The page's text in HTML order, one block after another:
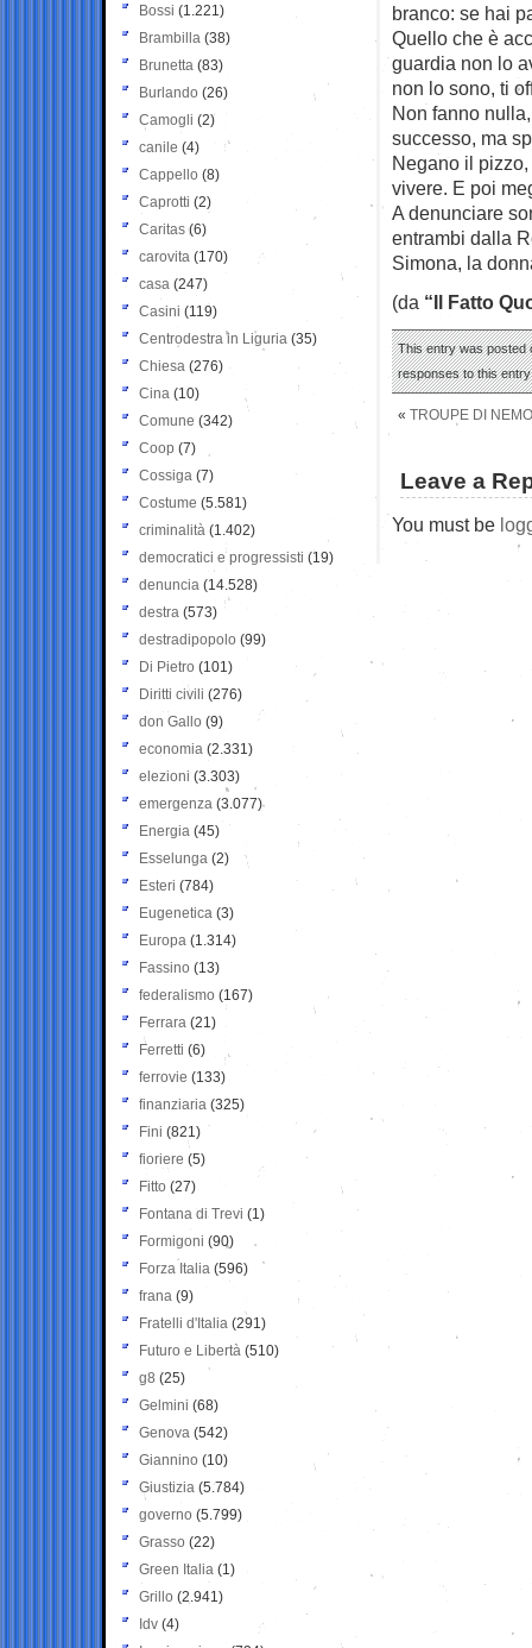
branco: se hai
Quello che è
guardia non lo
non lo sono, ti
Non fanno
successo, ma
Negano il
vivere. E poi
A denunciare
entrambi dalla
Simona, la
(da “Il Fatto
This entry was posted
responses to this
« TROUPE DI
Leave a
You must be
Bossi (1.221)
Brambilla (38)
Brunetta (83)
Burlando (26)
Camogli (2)
canile (4)
Cappello (8)
Caprotti (2)
Caritas (6)
carovita (170)
casa (247)
Casini (119)
Centrodestra in Liguria (35)
Chiesa (276)
Cina (10)
Comune (342)
Coop (7)
Cossiga (7)
Costume (5.581)
criminalità (1.402)
democratici e progressisti (19)
denuncia (14.528)
destra (573)
destradipopolo (99)
Di Pietro (101)
Diritti civili (276)
don Gallo (9)
economia (2.331)
elezioni (3.303)
emergenza (3.077)
Energia (45)
Esselunga (2)
Esteri (784)
Eugenetica (3)
Europa (1.314)
Fassino (13)
federalismo (167)
Ferrara (21)
Ferretti (6)
ferrovie (133)
finanziaria (325)
Fini (821)
fioriere (5)
Fitto (27)
Fontana di Trevi (1)
Formigoni (90)
Forza Italia (596)
frana (9)
Fratelli d'Italia (291)
Futuro e Libertà (510)
g8 (25)
Gelmini (68)
Genova (542)
Giannino (10)
Giustizia (5.784)
governo (5.799)
Grasso (22)
Green Italia (1)
Grillo (2.941)
Idv (4)